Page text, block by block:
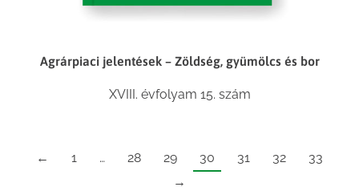
Agrárpiaci jelentések – Zöldség, gyümölcs és bor
XVIII. évfolyam 15. szám
← 1 … 28 29 30 31 32
33
→